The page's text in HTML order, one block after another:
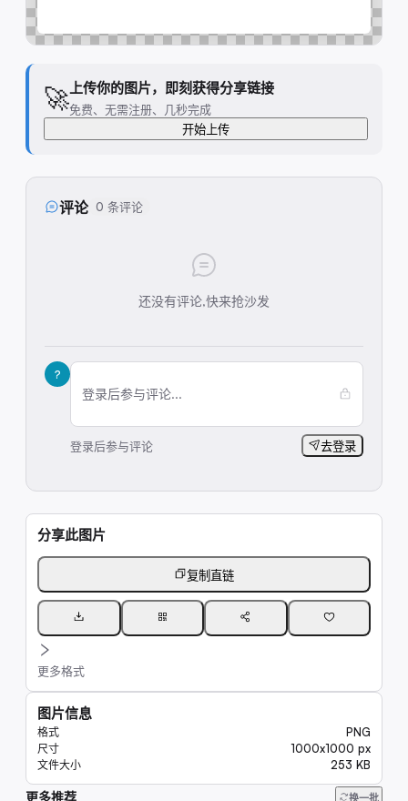
🚀上传你的图片，即刻获得分享链接
免费、无需注册、几秒完成
开始上传
评论 0 条评论
还没有评论,快来抢沙发
?
登录后参与评论...
登录后参与评论 去登录
分享此图片
复制直链
更多格式
图片信息
格式 PNG
尺寸 1000x1000 px
文件大小 253 KB
更多推荐 换一批
16K